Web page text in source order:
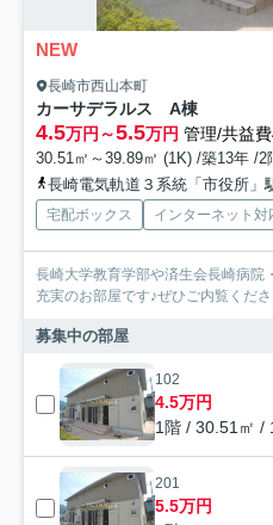
NEW
長崎市西山本町
カーサデラルス A棟
4.5万円～5.5万円 管理/共益
30.51㎡～39.89㎡ (1K) /築13年 /2
長崎電気軌道３系統「市役所」
宅配ボックス インターネット対
長崎大学教育学部や済生会長崎病院
充実のお部屋です♪ぜひご内覧くださ
募集中の部屋
102
4.5万円
1階 / 30.51㎡ /
201
5.5万円